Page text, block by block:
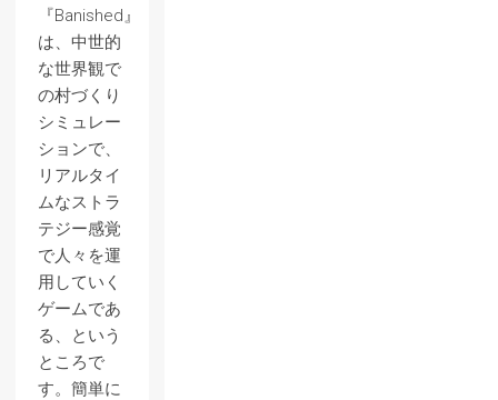
『Banished』
は、中世的
な世界観で
の村づくり
シミュレー
ションで、
リアルタイ
ムなストラ
テジー感覚
で人々を運
用していく
ゲームであ
る、という
ところで
す。簡単に